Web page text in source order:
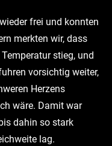
frei und konnten
merkten wir, dass
stieg, und
vorsichtig weiter,
Herzens
wäre. Damit war
dahin so stark
lag.